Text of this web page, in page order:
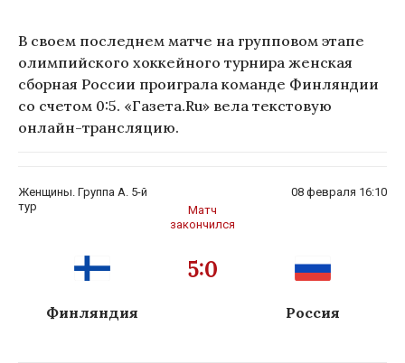
В своем последнем матче на групповом этапе
олимпийского хоккейного турнира женская
сборная России проиграла команде Финляндии
со счетом 0:5. «Газета.Ru» вела текстовую
онлайн-трансляцию.
Женщины. Группа A. 5-й
тур
Матч
закончился
08 февраля 16:10
Финляндия
5:0
Россия